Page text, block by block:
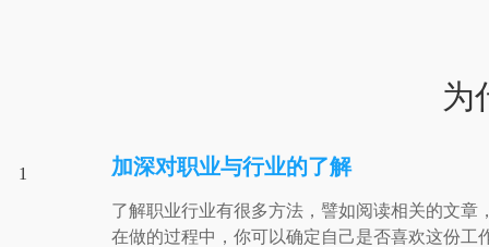
为
1 加深对职业与行业的了解
了解职业行业有很多方法，譬如阅读相关的文
在做的过程中，你可以确定自己是否喜欢这份